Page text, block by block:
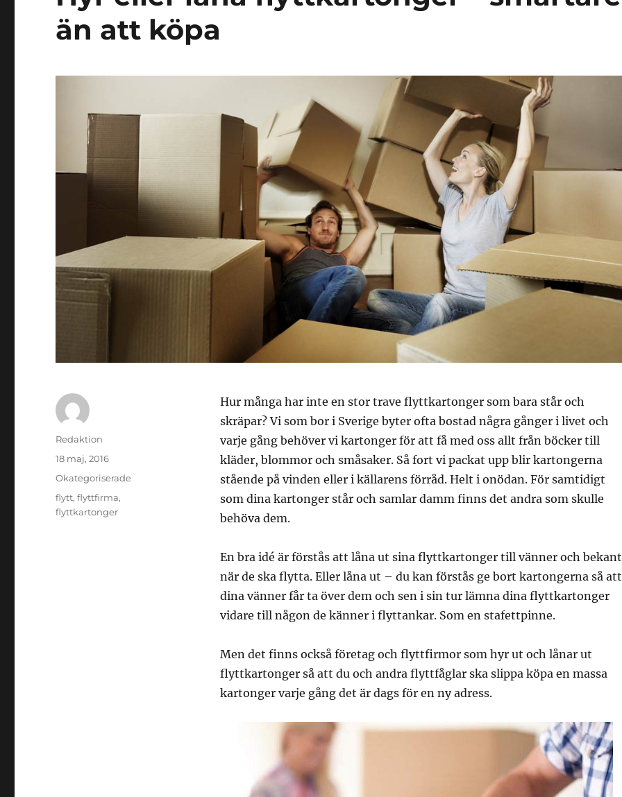
än att köpa
Hur många har inte en stor trave flyttkartonger som bara står och
skräpar? Vi som bor i Sverige byter ofta bostad några gånger i livet och
varje gång behöver vi kartonger för att få med oss allt från böcker till
kläder, blommor och småsaker. Så fort vi packat upp blir kartongerna
stående på vinden eller i källarens förråd. Helt i onödan. För samtidigt
som dina kartonger står och samlar damm finns det andra som skulle
behöva dem.
En bra idé är förstås att låna ut sina flyttkartonger till vänner och
när de ska flytta. Eller låna ut – du kan förstås ge bort kartongerna så att
dina vänner får ta över dem och sen i sin tur lämna dina flyttkartonger
vidare till någon de känner i flyttankar. Som en stafettpinne.
Men det finns också företag och flyttfirmor som hyr ut och lånar ut
flyttkartonger så att du och andra flyttfåglar ska slippa köpa en massa
kartonger varje gång det är dags för en ny adress.
Författare
Redaktion
Publicerat
den
18 maj, 2016
Kategorier
Okategoriserade
Etiketter
flytt,flyttfirma,
flyttkartonger